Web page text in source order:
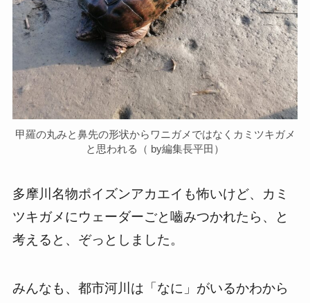
甲羅の丸みと鼻先の形状からワニガメではなくカミツキガメ
と思われる（ by編集長平田）
多摩川名物ポイズンアカエイも怖いけど、カミ
ツキガメにウェーダーごと嚙みつかれたら、と
考えると、ぞっとしました。
みんなも、都市河川は「なに」がいるかわから